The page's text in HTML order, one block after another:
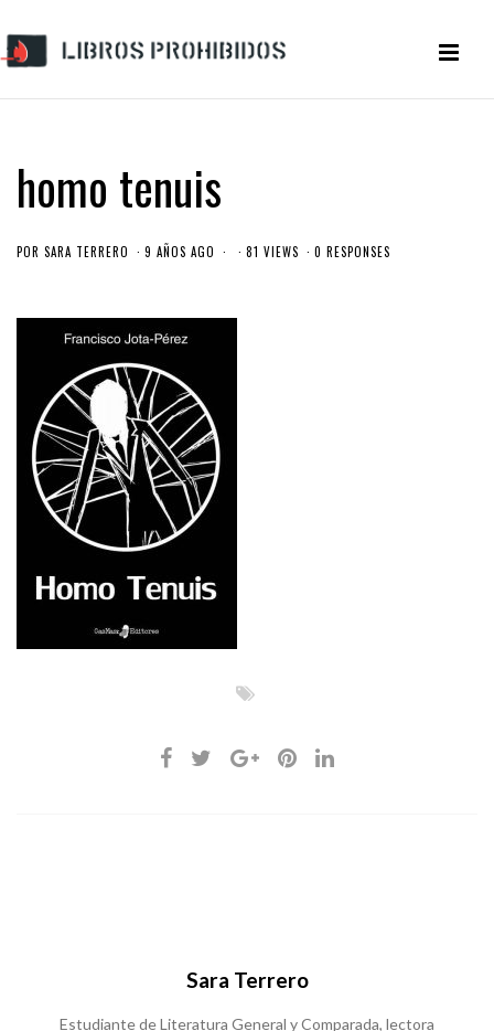
homo tenuis
POR SARA TERRERO 9 AÑOS AGO 81 VIEWS 0 RESPONSES
Sara Terrero
Estudiante de Literatura General y Comparada, lectora